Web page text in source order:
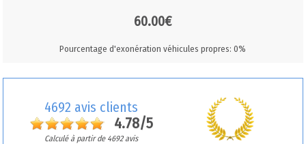
60.00€
Pourcentage d'exonération véhicules propres: 0%
4692 avis clients
4.78/5
Calculé à partir de 4692 avis